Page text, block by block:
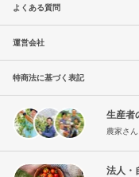
よくある質問
運営会社
特商法に基づく表記
生産者
農家さ
法人・